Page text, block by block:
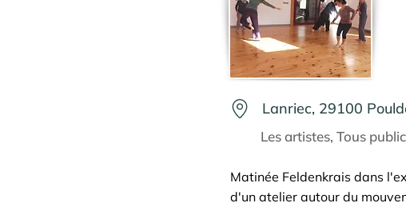
Lanriec, 29100
Les artistes, Tous
Matinée Feldenkrais dans
d'un atelier autour du